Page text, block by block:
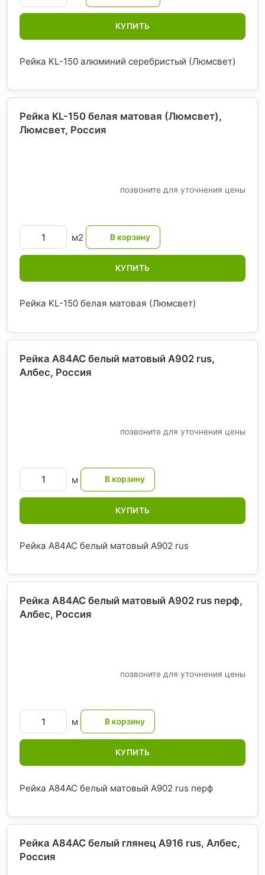
КУПИТЬ
Рейка KL-150 алюминий серебристый (Люмсвет)
Рейка KL-150 белая матовая (Люмсвет),
Люмсвет, Россия
позвоните для уточнения цены
м2
КУПИТЬ
Рейка KL-150 белая матовая (Люмсвет)
Рейка A84AC белый матовый А902 rus,
Албес, Россия
позвоните для уточнения цены
м
КУПИТЬ
Рейка A84AC белый матовый А902 rus
Рейка A84AC белый матовый А902 rus перф,
Албес, Россия
позвоните для уточнения цены
м
КУПИТЬ
Рейка A84AC белый матовый А902 rus перф
Рейка A84AC белый глянец А916 rus, Албес,
Россия